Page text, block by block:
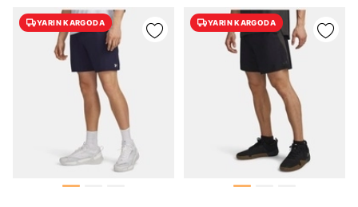
YARIN KARGODA YARIN KARGODA